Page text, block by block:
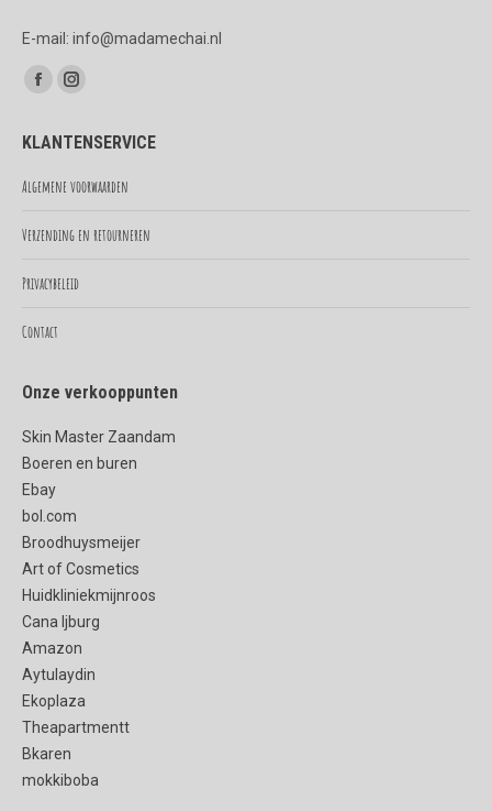
E-mail: info@madamechai.nl
Vind ons op:
Facebook
opens
in
window
Instagram
opens
in
window
KLANTENSERVICE
Algemene voorwaarden
Verzending en retourneren
Privacybeleid
Contact
Onze verkooppunten
Skin Master Zaandam
Boeren en buren
Ebay
bol.com
Broodhuysmeijer
Art of Cosmetics
Huidkliniekmijnroos
Cana Ijburg
Amazon
Aytulaydin
Ekoplaza
Theapartmentt
Bkaren
mokkiboba